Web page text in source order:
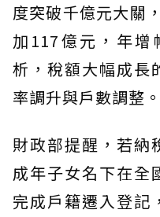
度突破千億元大關
加117億元，年增
析，稅額大幅成長
率調升與戶數調整。
財政部提醒，若納
成年子女名下在全
完成戶籍遷入登記